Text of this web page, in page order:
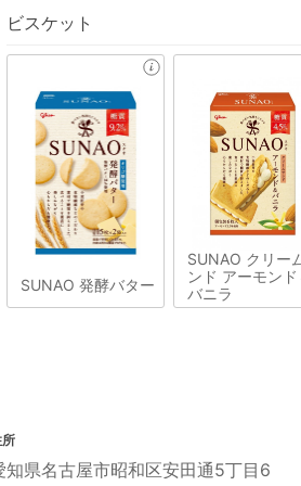
ビスケット
SUNAO 発酵バター
SUNAO クリー
ンド アーモンド
バニラ
知県名古屋市昭和区安田通5丁目6